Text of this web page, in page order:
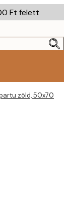
Ft felett
zöld, 50x70